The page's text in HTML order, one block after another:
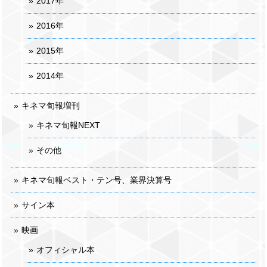
2016年
2015年
2014年
キネマ旬報増刊
キネマ旬報NEXT
その他
キネマ旬報ベスト・テン号、業界決算号
サイン本
映画
オフィシャル本